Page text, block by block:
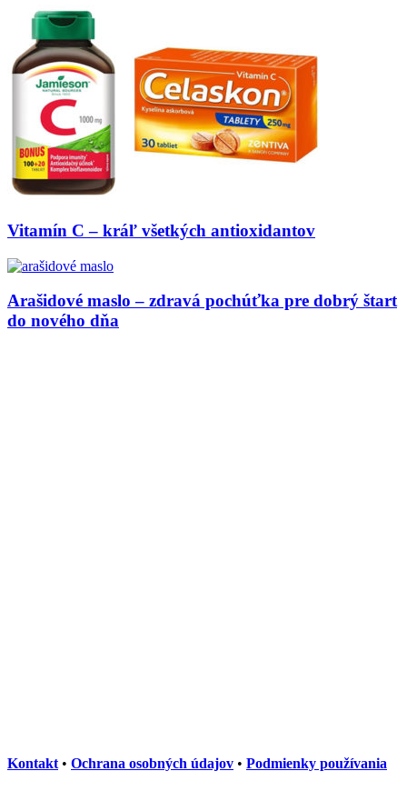
Vitamín C – kráľ všetkých antioxidantov
Arašidové maslo – zdravá pochúťka pre dobrý štart
do nového dňa
Kontakt • Ochrana osobných údajov • Podmienky používania